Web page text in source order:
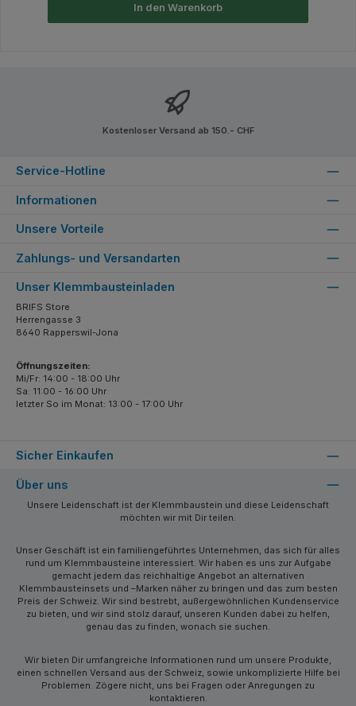
In den Warenkorb
Kostenloser Versand ab 150.- CHF
Service-Hotline
Informationen
Unsere Vorteile
Zahlungs- und Versandarten
Sicher Einkaufen
Unser Klemmbausteinladen
BRIFS Store
Herrengasse 3
8640 Rapperswil-Jona
Öffnungszeiten:
Mi/Fr: 14:00 - 18:00 Uhr
Sa: 11:00 - 16:00 Uhr
letzter So im Monat: 13:00 - 17:00 Uhr
Über uns
Unsere Leidenschaft ist der Klemmbaustein und diese Leidenschaft
möchten wir mit Dir teilen.
Unser Geschäft ist ein familiengeführtes Unternehmen, das sich für alles
rund um Klemmbausteine interessiert. Wir haben es uns zur Aufgabe
gemacht jedem das reichhaltige Angebot an alternativen
Klemmbausteinsets und –Marken näher zu bringen und das zum besten
Preis der Schweiz. Wir sind bestrebt, außergewöhnlichen Kundenservice
zu bieten, und wir sind stolz darauf, unseren Kunden dabei zu helfen,
genau das zu finden, wonach sie suchen.
Wir bieten Dir umfangreiche Informationen rund um unsere Produkte,
einen schnellen Versand aus der Schweiz, sowie unkomplizierte Hilfe bei
Problemen. Zögere nicht, uns bei Fragen oder Anregungen zu
kontaktieren.